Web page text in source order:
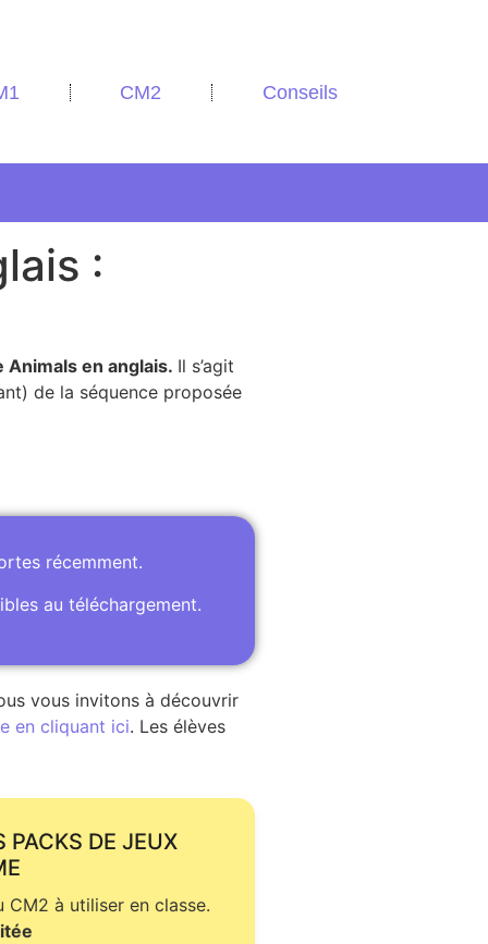
CM2 Conseils
:
en anglais. Il s’agit
de la séquence proposée
récemment.
au téléchargement.
vous invitons à découvrir
en cliquant ici. Les élèves
PACKS DE JEUX
CM2 à utiliser en classe.